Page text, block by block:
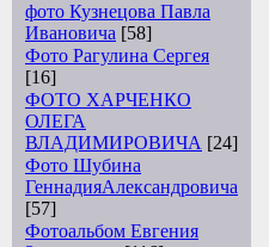
фото Кузнецова Павла
Ивановича [58]
Фото Рагулина Сергея
[16]
ФОТО ХАРЧЕНКО
ОЛЕГА
ВЛАДИМИРОВИЧА [24]
Фото Шубина
ГеннадияАлександровича
[57]
Фотоальбом Евгения